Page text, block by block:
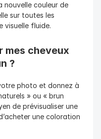
nouvelle couleur de
sur toutes les
visuelle fluide.
mes cheveux
?
photo et donnez à
» ou « brun
de prévisualiser une
une coloration